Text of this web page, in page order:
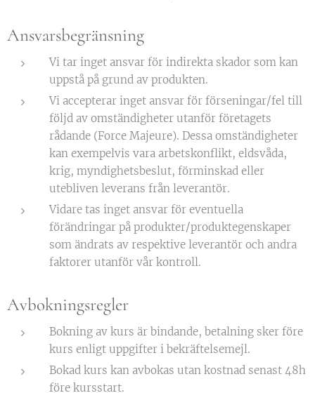
Ansvarsbegränsning
Vi tar inget ansvar för indirekta skador som kan
uppstå på grund av produkten.
Vi accepterar inget ansvar för förseningar/fel till
följd av omständigheter utanför företagets
rådande (Force Majeure). Dessa omständigheter
kan exempelvis vara arbetskonflikt, eldsvåda,
krig, myndighetsbeslut, förminskad eller
utebliven leverans från leverantör.
Vidare tas inget ansvar för eventuella
förändringar på produkter/produktegenskaper
som ändrats av respektive leverantör och andra
faktorer utanför vår kontroll.
Avbokningsregler
Bokning av kurs är bindande, betalning sker före
kurs enligt uppgifter i bekräftelsemejl.
Bokad kurs kan avbokas utan kostnad senast 48h
före kursstart.